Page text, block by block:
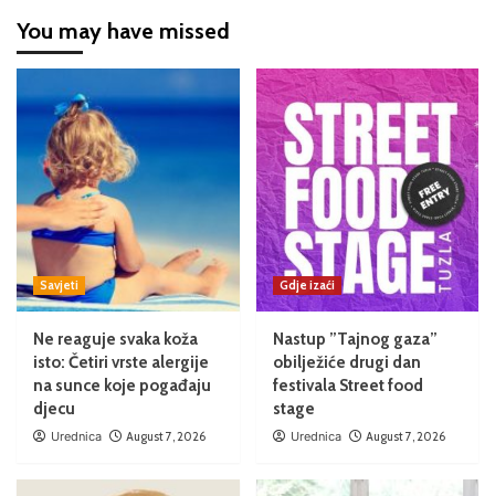
You may have missed
Savjeti
Ne reaguje svaka koža
isto: Četiri vrste alergije
na sunce koje pogađaju
djecu
Urednica August 7, 2026
Gdje izaći
Nastup ”Tajnog gaza”
obilježiće drugi dan
festivala Street food
stage
Urednica August 7, 2026